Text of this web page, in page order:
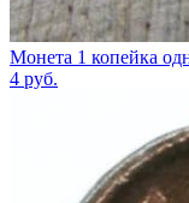
Монета 1 копейка
4 руб.